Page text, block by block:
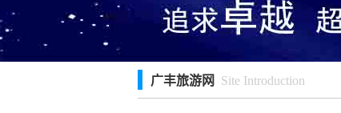
广丰旅游网 Site Introduction